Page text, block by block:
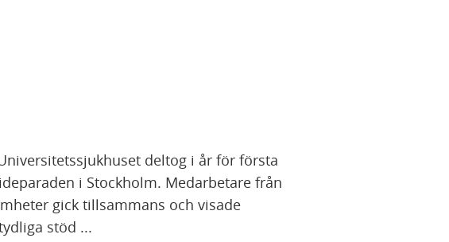
deltog i år för första
i Stockholm. Medarbetare från
gick tillsammans och visade
stöd ...